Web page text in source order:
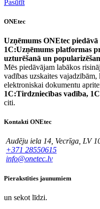
Pasūtīt
ONEtec
Uzņēmums ONEtec
1C:Uzņēmums platformas
uzturēšanā un
Mēs piedāvājam labākos
vadības uzskaites
elektroniskai dokumentu
1C:Tirdzniecības vadība,
citi.
Kontakti ONEtec
Audēju iela 14, Vecrīga, LV
+371 28550615
info@onetec.lv
Pierakstīties jaunumiem
un sekot līdzi.